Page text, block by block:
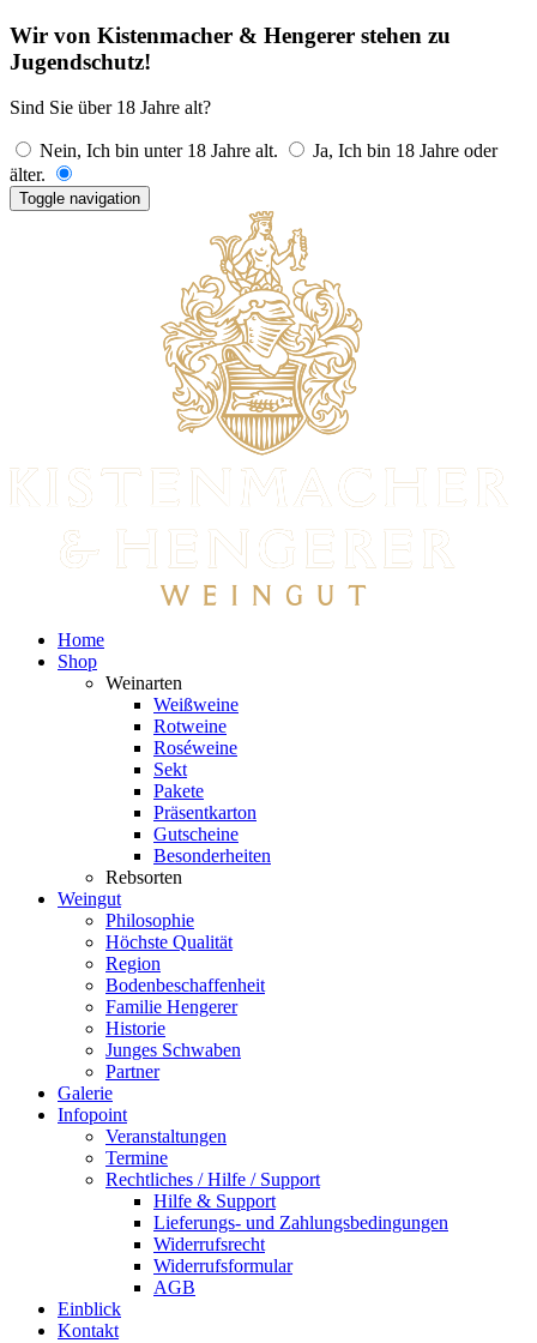
Wir von Kistenmacher & Hengerer stehen zu
Jugendschutz!
Sind Sie über 18 Jahre alt?
Nein, Ich bin unter 18 Jahre alt.
Ja, Ich bin 18 Jahre oder
älter.
Toggle navigation
Home
Shop
Weinarten
Weißweine
Rotweine
Roséweine
Sekt
Pakete
Präsentkarton
Gutscheine
Besonderheiten
Rebsorten
Weingut
Philosophie
Höchste Qualität
Region
Bodenbeschaffenheit
Familie Hengerer
Historie
Junges Schwaben
Partner
Galerie
Infopoint
Veranstaltungen
Termine
Rechtliches / Hilfe / Support
Hilfe & Support
Lieferungs- und Zahlungsbedingungen
Widerrufsrecht
Widerrufsformular
AGB
Einblick
Kontakt